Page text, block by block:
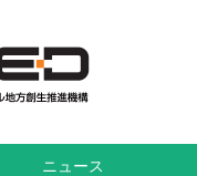
ニュース